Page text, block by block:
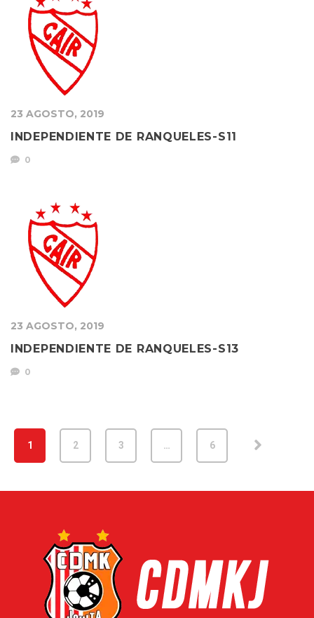
23 AGOSTO, 2019
INDEPENDIENTE DE RANQUELES-S11
0
23 AGOSTO, 2019
INDEPENDIENTE DE RANQUELES-S13
0
1 2 3 … 6